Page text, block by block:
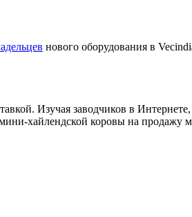
нового оборудования в
Изучая заводчиков в
хайлендской коровы на продажу